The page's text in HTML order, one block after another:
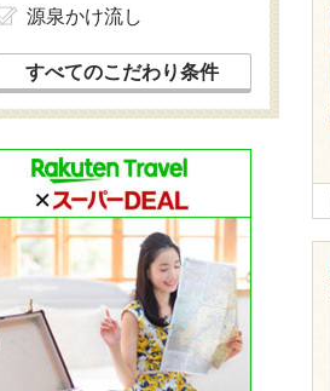
源泉かけ流し
すべてのこだわり条件